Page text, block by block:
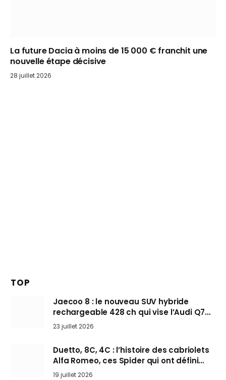
La future Dacia à moins de 15 000 € franchit une
nouvelle étape décisive
28 juillet 2026
TOP
Jaecoo 8 : le nouveau SUV hybride
rechargeable 428 ch qui vise l’Audi Q7
arrive en Europe cet automne
23 juillet 2026
Duetto, 8C, 4C : l’histoire des cabriolets
Alfa Romeo, ces Spider qui ont défini
l’art de rouler cheveux au vent
19 juillet 2026